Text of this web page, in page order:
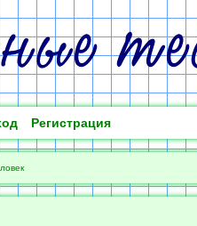
Регистрация